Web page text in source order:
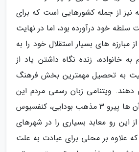
نیز از جمله کشورهایی است که برای
سلطه خود درآورده بود، اما در نهایت
های بسیار استقلال خود را به
خانواده، زنده نگاه داشتن یاد از
به تحصیل مهمترین بخش فرهنگ
دهند. ویتنامی زبان رسمی مردم این
کشور است و بیشتر آن ها پیرو 3 مذهب بودایی، کنفسیوس
این رو معابد بسیاری را در شهرهای
علاوه بر محلی برای عبادت به علت